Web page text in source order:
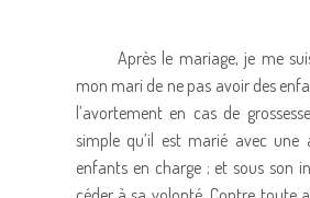
Après le mariage, je me
mon mari de ne pas avoir des
l’avortement en cas de
simple qu’il est marié avec
enfants en charge ; et sous son